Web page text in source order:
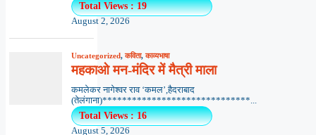
Total Views : 19
August 2, 2026
Uncategorized,कविता,काव्यभाषा
महकाओ मन-मंदिर में मैत्री माला
कमलेकर नागेश्वर राव ‘कमल’,हैदराबाद
(तेलंगाना)******************************...
Total Views : 16
August 5, 2026